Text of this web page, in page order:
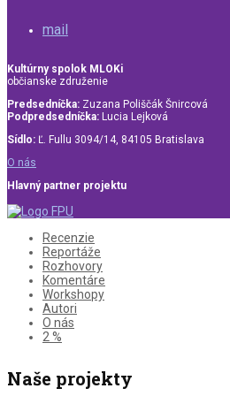
mail
Kultúrny spolok MLOKi
občianske združenie
Predsedníčka: Zuzana Poliščák Šnircová
Podpredsedníčka: Lucia Lejková
Sídlo: Ľ. Fullu 3094/14, 84105 Bratislava
O nás
Hlavný partner projektu
Recenzie
Reportáže
Rozhovory
Komentáre
Workshopy
Autori
O nás
2 %
Naše projekty